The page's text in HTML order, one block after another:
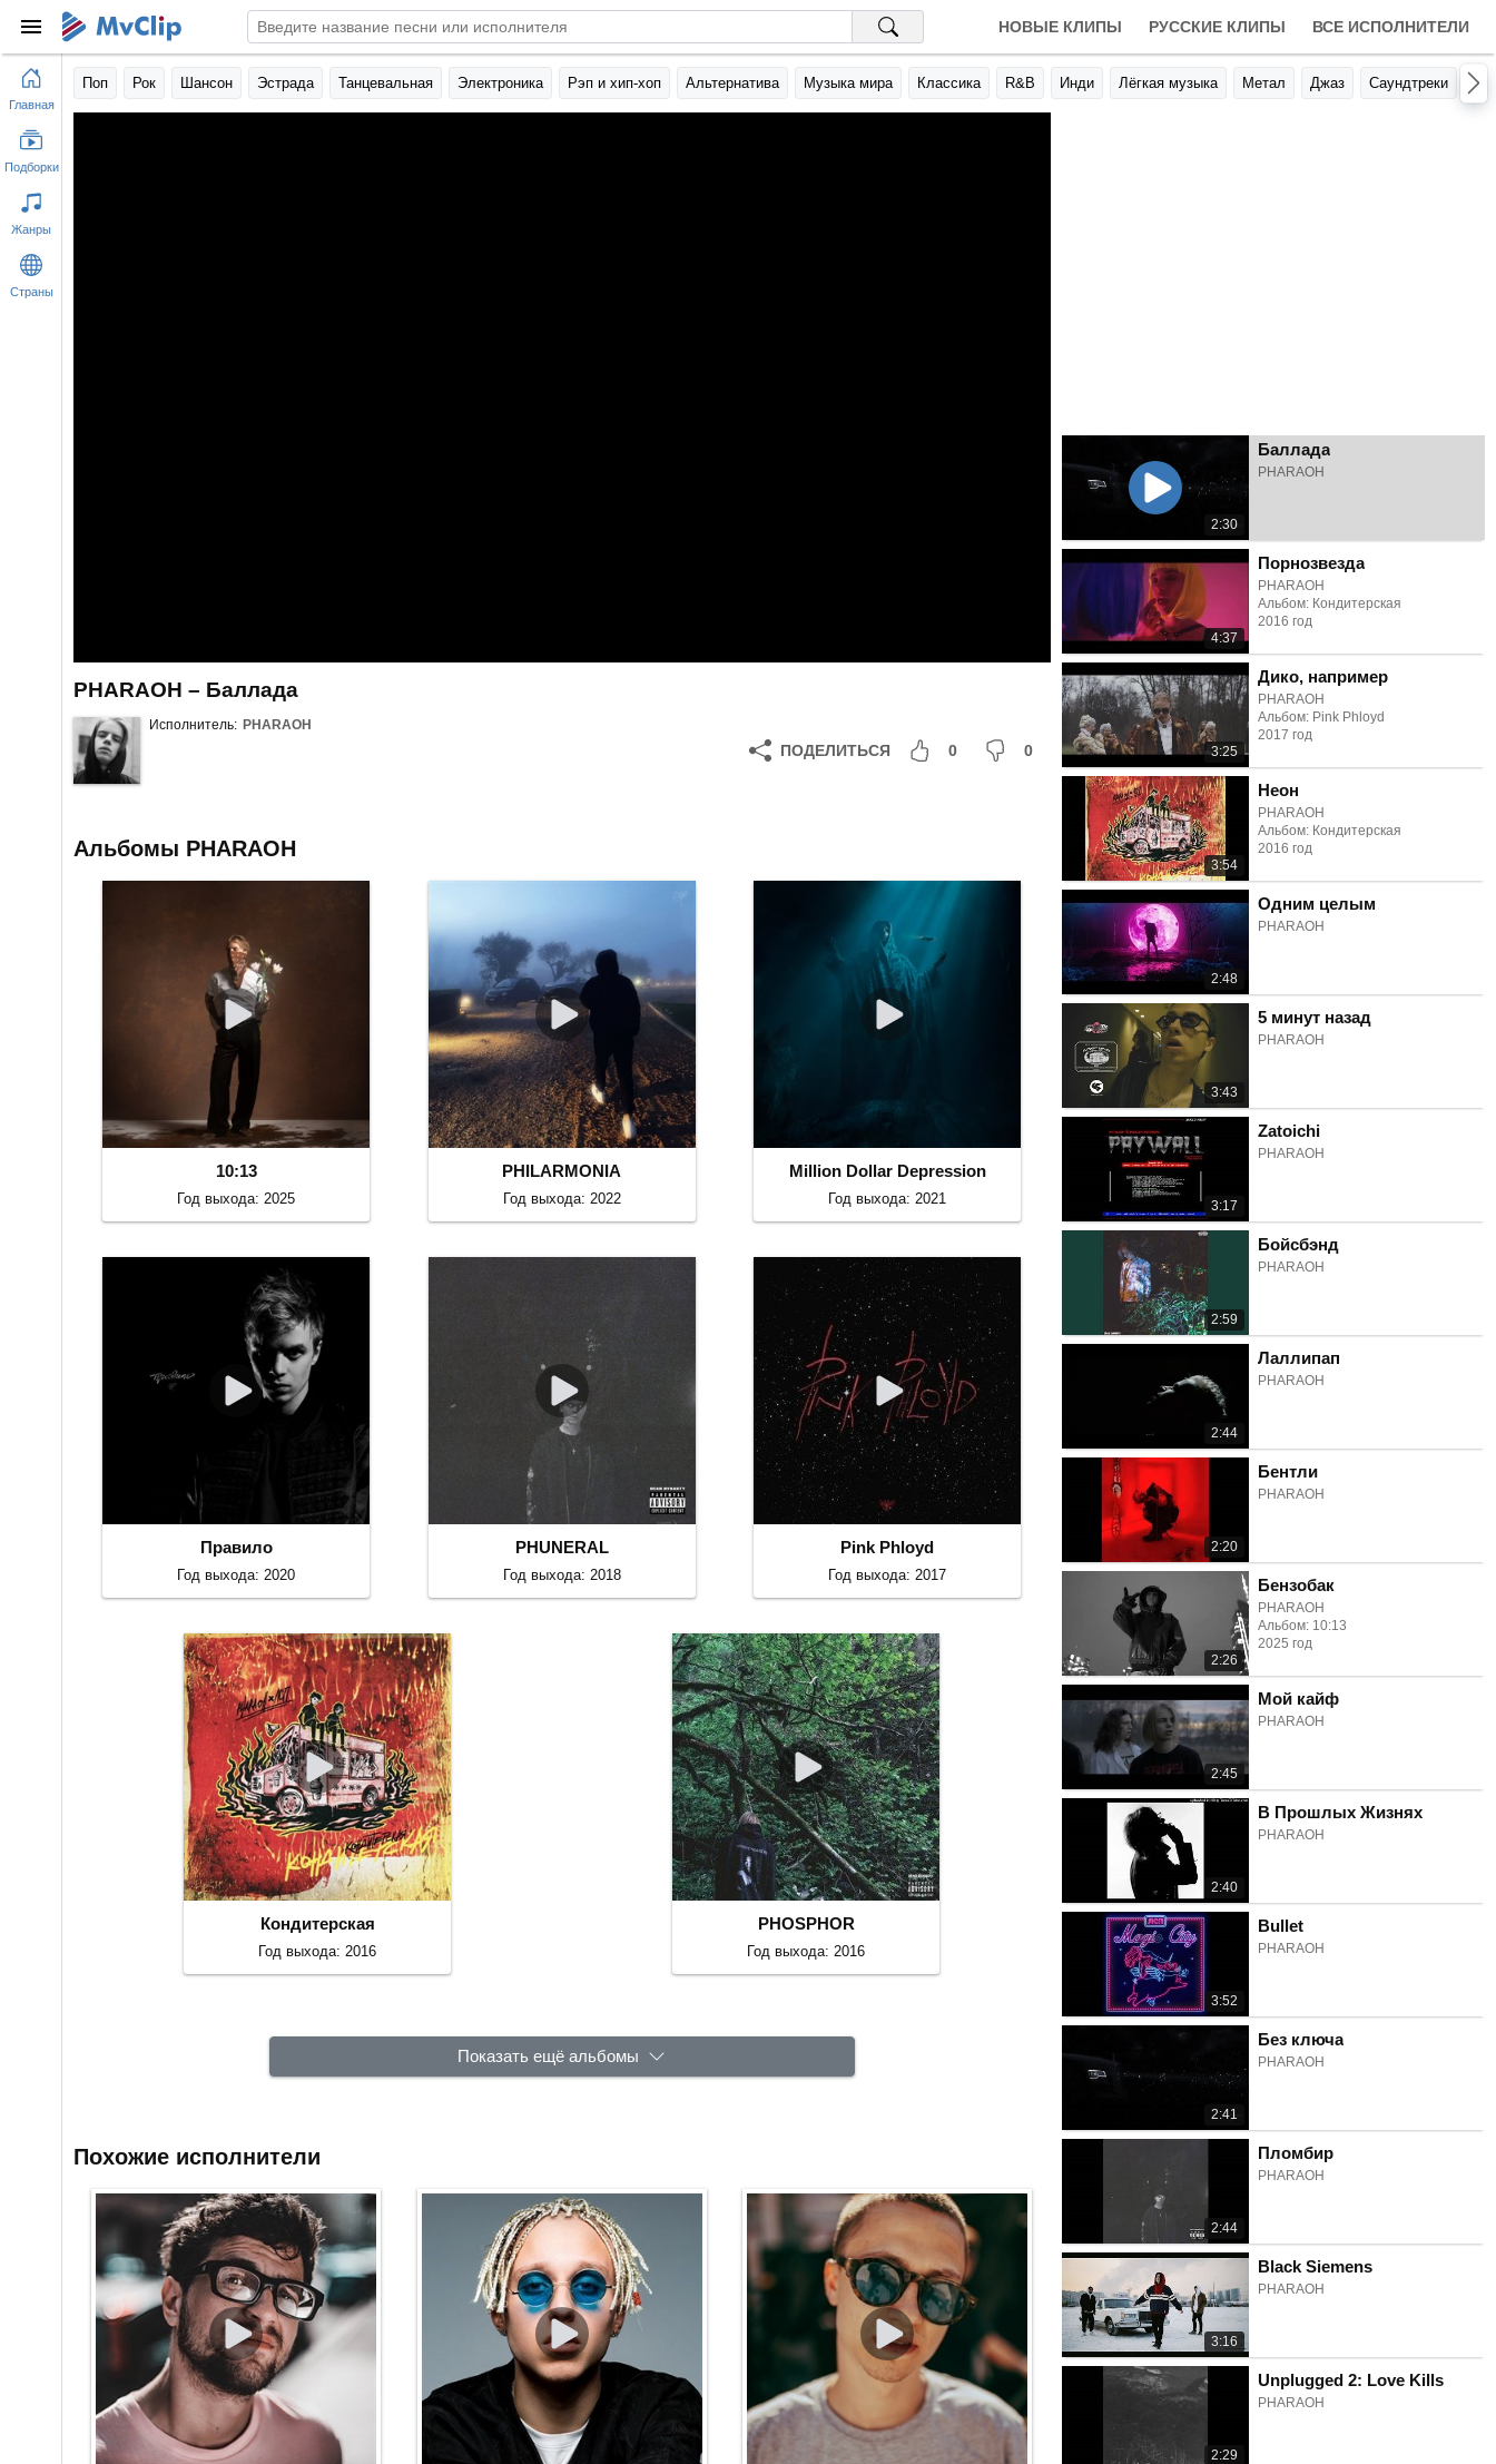
НОВЫЕ КЛИПЫ РУССКИЕ КЛИПЫ ВСЕ ИСПОЛНИТЕЛИ
Поп Рок Шансон Эстрада Танцевальная Электроника Рэп и хип-хоп Альтернатива Музыка мира Классика R&B Инди Лёгкая музыка Метал Джаз Саундтреки
PHARAOH – Баллада
Исполнитель: PHARAOH
ПОДЕЛИТЬСЯ 0 0
2:30
Баллада
PHARAOH
4:37
Порнозвезда
PHARAOH
Альбом: Кондитерская
2016 год
3:25
Дико, например
PHARAOH
Альбом: Pink Phloyd
2017 год
3:54
Неон
PHARAOH
Альбом: Кондитерская
2016 год
2:48
Одним целым
PHARAOH
3:43
5 минут назад
PHARAOH
3:17
Zatoichi
PHARAOH
2:59
Бойсбэнд
PHARAOH
2:44
Лаллипап
PHARAOH
2:20
Бентли
PHARAOH
2:26
Бензобак
PHARAOH
Альбом: 10:13
2025 год
2:45
Мой кайф
PHARAOH
2:40
В Прошлых Жизнях
PHARAOH
3:52
Bullet
PHARAOH
2:41
Без ключа
PHARAOH
2:44
Пломбир
PHARAOH
3:16
Black Siemens
PHARAOH
2:29
Unplugged 2: Love Kills
PHARAOH
Альбомы PHARAOH
10:13
Год выхода: 2025
PHILARMONIA
Год выхода: 2022
Million Dollar Depression
Год выхода: 2021
Правило
Год выхода: 2020
PHUNERAL
Год выхода: 2018
Pink Phloyd
Год выхода: 2017
Кондитерская
Год выхода: 2016
PHOSPHOR
Год выхода: 2016
Показать ещё альбомы
Похожие исполнители
Главная
Подборки
Жанры
Страны